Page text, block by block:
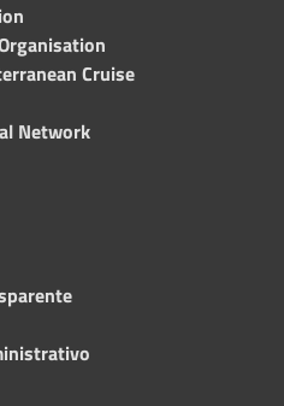
Cruise
Network